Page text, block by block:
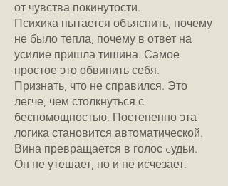
от чувства покинутости.
Психика пытается объяснить, почему
не было тепла, почему в ответ на
усилие пришла тишина. Самое
простое это обвинить себя.
Признать, что не справился. Это
легче, чем столкнуться с
беспомощностью. Постепенно эта
логика становится автоматической.
Вина превращается в голос cудьи.
Он не утешает, но и не исчезает.